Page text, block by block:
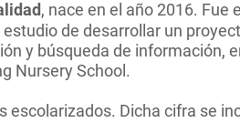
, nace en el año 2016. Fue
de desarrollar un
y búsqueda de información,
Nursery School.
escolarizados. Dicha cifra se